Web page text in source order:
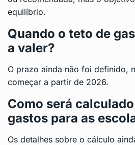
equilíbrio.
Quando o teto de
a valer?
O prazo ainda não foi definido,
começar a partir de 2026.
Como será
gastos para as
Os detalhes sobre o cálculo